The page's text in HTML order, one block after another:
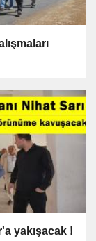
yakışacak !